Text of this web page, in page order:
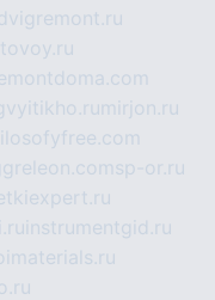
vyitikho.ru mirjon.ru
greleon.comsp-or.ru
instrumentgid.ru